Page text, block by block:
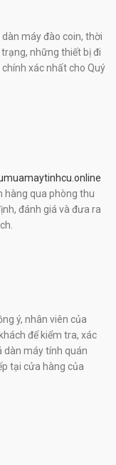
máy đào coin, thời
những thiết bị đi
xác nhất cho Quý
hàng qua phòng thu
đánh giá và đưa ra
ý, nhân viên của
để kiểm tra, xác
dàn máy tính quán
tại cửa hàng của